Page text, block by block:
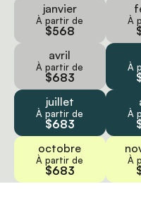
janvier
À partir de
$568
À
avril
À partir de
$683
À
juillet
À partir de
$683
À
octobre
À partir de
$683
À